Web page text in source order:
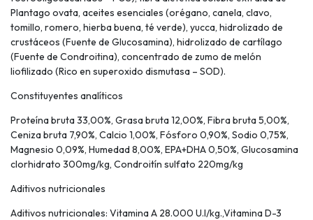
Plantago ovata, aceites esenciales (orégano, canela, clavo,
tomillo, romero, hierba buena, té verde), yucca, hidrolizado de
crustáceos (Fuente de Glucosamina), hidrolizado de cartílago
(Fuente de Condroitina), concentrado de zumo de melón
liofilizado (Rico en superoxido dismutasa – SOD).
Constituyentes analíticos
Proteína bruta 33,00%, Grasa bruta 12,00%, Fibra bruta 5,00%,
Ceniza bruta 7,90%, Calcio 1,00%, Fósforo 0,90%, Sodio 0,75%,
Magnesio 0,09%, Humedad 8,00%, EPA+DHA 0,50%, Glucosamina
clorhidrato 300mg/kg, Condroitín sulfato 220mg/kg
Aditivos nutricionales
Aditivos nutricionales: Vitamina A 28.000 U.I/kg.,Vitamina D-3